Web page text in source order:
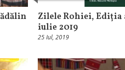
Zilele Rohiei, Ediția
iulie 2019
25 Iul, 2019